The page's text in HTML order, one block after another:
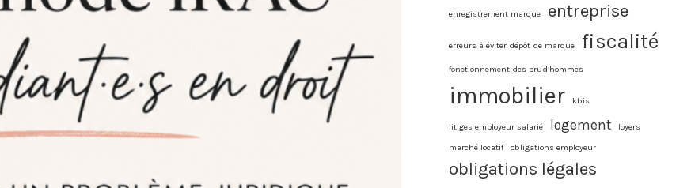
enregistrement marque entreprise
erreurs à éviter dépôt de marque fiscalité
fonctionnement des prud’hommes
immobilier kbis
litiges employeur salarié logement
loyers
marché locatif
obligations employeur
obligations légales